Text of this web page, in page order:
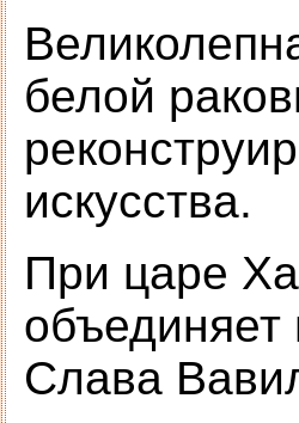
белой
искусства.
При царе
Слава